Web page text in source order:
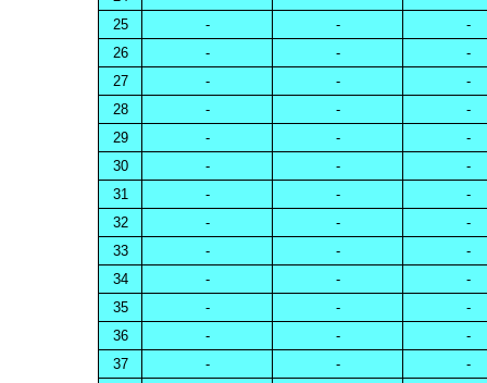
25
- -
-
26
- -
-
27
- -
-
28
- -
-
29
- -
-
30
- -
-
31
- -
-
32
- -
-
33
- -
-
34
- -
-
35
- -
-
36
- -
-
37
- -
-